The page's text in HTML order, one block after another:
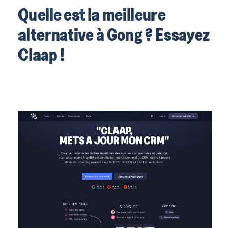
Quelle est la meilleure
alternative à Gong ? Essayez
Claap !